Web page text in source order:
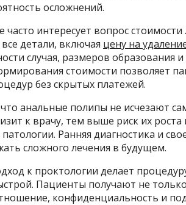
осложнений.
интересует вопрос
детали, включая цену на
случая, размеров образования
стоимости позволяет
без скрытых платежей.
анальные полипы не исчезают
к врачу, тем выше риск их
Ранняя диагностика и
сложного лечения в будущем.
к проктологии делает
Пациенты получают не
конфиденциальность и